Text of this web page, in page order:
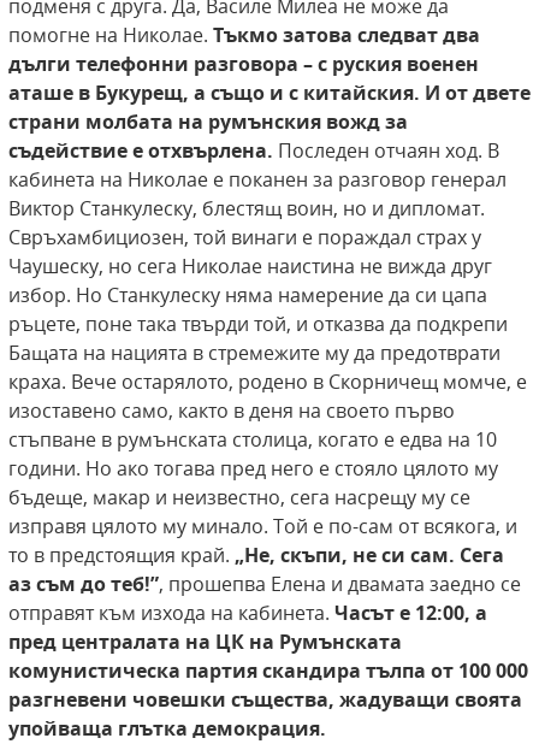
подменя с друга. Да, Василе Милеа не може да
помогне на Николае. Тъкмозатова следват два
дълги телефонни разговора – с руския военен
аташе в Букурещ, а също и с китайския. И от двете
страни молбата на румънския вожд за
съдействие е отхвърлена. Последен отчаян ход. В
кабинета на Николае е поканен за разговор генерал
Виктор Станкулеску, блестящ воин, но и дипломат.
Свръхамбициозен, той винаги е пораждал страх у
Чаушеску, но сега Николае наистина не вижда друг
избор. Но Станкулеску няма намерение да си цапа
ръцете, поне така твърди той, и отказва да подкрепи
Бащата на нацията в стремежите му да предотврати
краха. Вече остарялото, родено в Скорничещ момче, е
изоставено само, както в деня на своето първо
стъпване в румънската столица, когато е едва на 10
години. Но ако тогава пред него е стояло цялото му
бъдеще, макар и неизвестно, сега насрещу му се
изправя цялото му минало. Той е по-сам от всякога, и
то в предстоящия край. „Не, скъпи, не си сам. Сега
аз съм до теб!”, прошепва Елена и двамата заедно се
отправят към изхода на кабинета. Часът е 12:00, а
пред централата на ЦК на Румънската
комунистическа партия скандира тълпа от 100 000
разгневени човешки същества, жадуващи своята
упойваща глътка демокрация.